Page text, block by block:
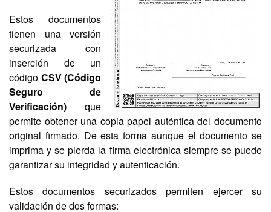
Estos documentos
tienen una versión
securizada con
inserción de un
código CSV (Código
Seguro de
Verificación) que
permite obtener una copia papel auténtica del documento
original firmado. De esta forma aunque el documento se
imprima y se pierda la firma electrónica siempre se puede
garantizar su integridad y autenticación.
Estos documentos securizados permiten ejercer su
validación de dos formas: